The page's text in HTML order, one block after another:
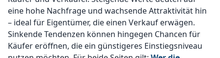
eine hohe Nachfrage und wachsende Attraktivität hin
– ideal für Eigentümer, die einen Verkauf erwägen.
Sinkende Tendenzen können hingegen Chancen für
Käufer eröffnen, die ein günstigeres Einstiegsniveau